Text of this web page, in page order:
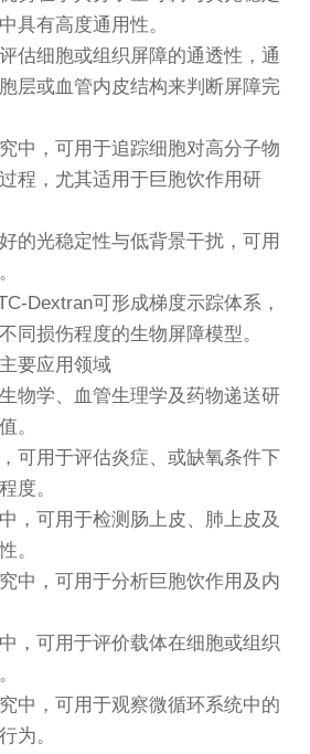
具有高度通用性。
估细胞或组织屏障的通透性，通
层或血管内皮结构来判断屏障完
中，可用于追踪细胞对高分子物
程，尤其适用于巨胞饮作用研
的光稳定性与低背景干扰，可用
Dextran可形成梯度示踪体系，
同损伤程度的生物屏障模型。
要应用领域
物学、血管生理学及药物递送研
。
可用于评估炎症、或缺氧条件下
度。
，可用于检测肠上皮、肺上皮及
。
中，可用于分析巨胞饮作用及内
，可用于评价载体在细胞或组织
中，可用于观察微循环系统中的
为。